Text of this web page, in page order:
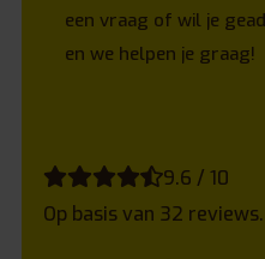
een vraag of wil je
en we helpen je graag!
9.6 / 10
Op basis van 32 reviews.